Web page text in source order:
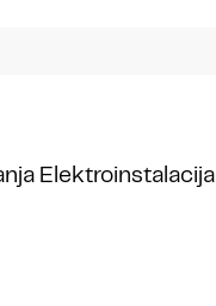
Elektroinstalacija